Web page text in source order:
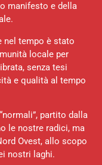
manifesto e della
nel tempo è stato
locale per
senza tesi
e qualità al tempo
partito dalla
le nostre radici, ma
Ovest, allo scopo
nostri laghi.